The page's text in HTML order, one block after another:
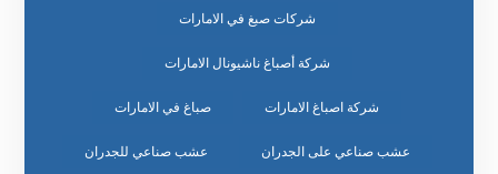
شركات صبغ في الامارات
شركة أصباغ ناشيونال الامارات
شركة اصباغ الامارات صباغ في الامارات
عشب صناعي على الجدران عشب صناعي للجدران